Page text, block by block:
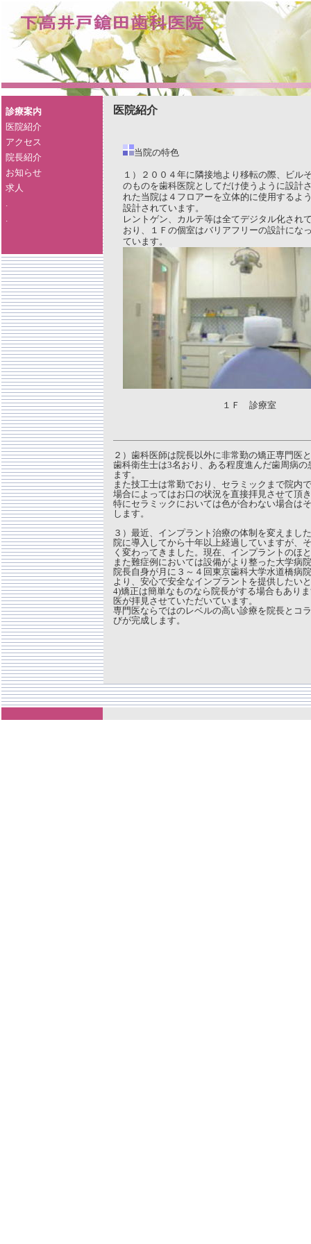
診療案内
医院紹介
アクセス
院長紹介
お知らせ
求人
.
.
医院紹介
当院の特色
１）２００４年に隣接地より移転の際、ビル
のものを歯科医院としてだけ使うように設計
れた当院は４フロアーを立体的に使用するよ
設計されています。
レントゲン、カルテ等は全てデジタル化され
おり、１Ｆの個室はバリアフリーの設計にな
ています。
１Ｆ 診療室
２）歯科医師は院長以外に非常勤の矯正専門医
歯科衛生士は3名おり、ある程度進んだ歯周病
ます。
また技工士は常勤でおり、セラミックまで院内
場合によってはお口の状況を直接拝見させて頂
特にセラミックにおいては色が合わない場合は
します。
３）最近、インプラント治療の体制を変えまし
院に導入してから十年以上経過していますが、
く変わってきました。現在、インプラントのほ
また難症例においては設備がより整った大学病
院長自身が月に３～４回東京歯科大学水道橋病
より、安心で安全なインプラントを提供したい
4)矯正は簡単なものなら院長がする場合もあり
医が拝見させていただいています。
専門医ならではのレベルの高い診療を院長とコ
びが完成します。